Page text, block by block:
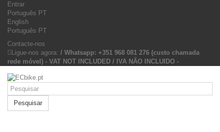
Entrar
Português PT
English
Português PT
Contacte-nos
Ligue-nos agora: / Whatsapp: +351 968 081 276 (custo chamada
rede móvel) - VAT NOT INCLUDED / IVA NÃO INCLUIDO -
Pesquisar